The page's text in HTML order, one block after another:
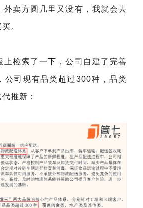
外卖方圆几里又没有，我就会去
。
上检索了一下，公司自建了完善
公司现有品类超过300种，品类
推新：